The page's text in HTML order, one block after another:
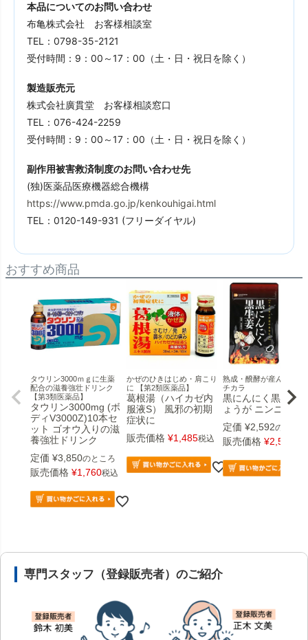
本品についてのお問い合わせ
布亀株式会社 お客様相談室
TEL：0798-35-2121
受付時間：9：00～17：00（土・日・祝日を除く）
製造販売元
株式会社廣貫堂 お客様相談窓口
TEL：076-424-2259
受付時間：9：00～17：00（土・日・祝日を除く）
副作用被害救済制度のお問い合わせ先
(独)医薬品医療機器総合機構
https://www.pmda.go.jp/kenkouhigai.html
TEL：0120-149-931 (フリーダイヤル)
おすすめ商品
タウリン3000ｍｇに生薬
配合の滋養強壮ドリンク
【第3類医薬品】
タウリン3000mg (ボ
ディV3000Z)10本セ
ット ゴオウ入りの滋
養強壮ドリンク
定価 ¥3,850のところ
販売価格 ¥1,760税込
かぜのひきはじめ・肩こり
に 【第2類医薬品】
葛根湯（ハイカゼ内
服液S） 風邪の初期
症状に
販売価格 ¥1,485税込
熟成・醗酵が産んだ新た
チカラ
黒にんにく黒生姜
ょうが ニンニク
定価 ¥2,592のところ
販売価格 ¥2,592
専門スタッフ（登録販売者）のご紹介